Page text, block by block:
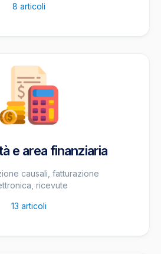
8 articoli
e area finanziaria
causali, fatturazione
ricevute
13 articoli